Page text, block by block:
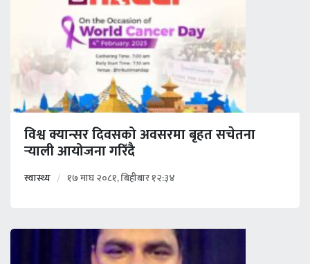
विश्व क्यान्सर दिवसको अवसरमा बृहत सचेतना
र्‍याली आयोजना गरिँदै
स्वास्थ्य १७ माघ २०८१, बिहीबार १२:३४